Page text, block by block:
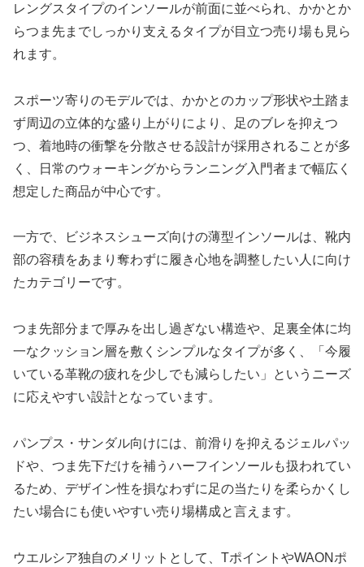
レングスタイプのインソールが前面に並べられ、かかとか
らつま先までしっかり支えるタイプが目立つ売り場も見ら
れます。
スポーツ寄りのモデルでは、かかとのカップ形状や土踏ま
ず周辺の立体的な盛り上がりにより、足のブレを抑えつ
つ、着地時の衝撃を分散させる設計が採用されることが多
く、日常のウォーキングからランニング入門者まで幅広く
想定した商品が中心です。
一方で、ビジネスシューズ向けの薄型インソールは、靴内
部の容積をあまり奪わずに履き心地を調整したい人に向け
たカテゴリーです。
つま先部分まで厚みを出し過ぎない構造や、足裏全体に均
一なクッション層を敷くシンプルなタイプが多く、「今履
いている革靴の疲れを少しでも減らしたい」というニーズ
に応えやすい設計となっています。
パンプス・サンダル向けには、前滑りを抑えるジェルパッ
ドや、つま先下だけを補うハーフインソールも扱われてい
るため、デザイン性を損なわずに足の当たりを柔らかくし
たい場合にも使いやすい売り場構成と言えます。
ウエルシア独自のメリットとして、TポイントやWAONポ